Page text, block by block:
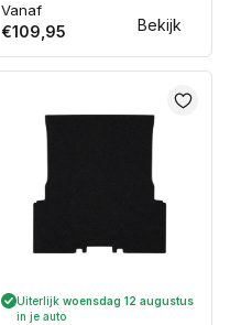
Bekijk
Normale
prijs
Vanaf
€109,95
Uiterlijk woensdag 12 augustus
in je auto